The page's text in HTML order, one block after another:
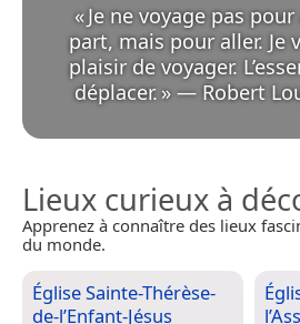
«Je ne voyage pas
part, mais pour aller. Je
plaisir de voyager.
déplacer. » — Robert
Lieux curieux à
Apprenez à connaître des lieux
du monde.
Église Sainte-Thérèse-
de-l’Enfant-Jésus